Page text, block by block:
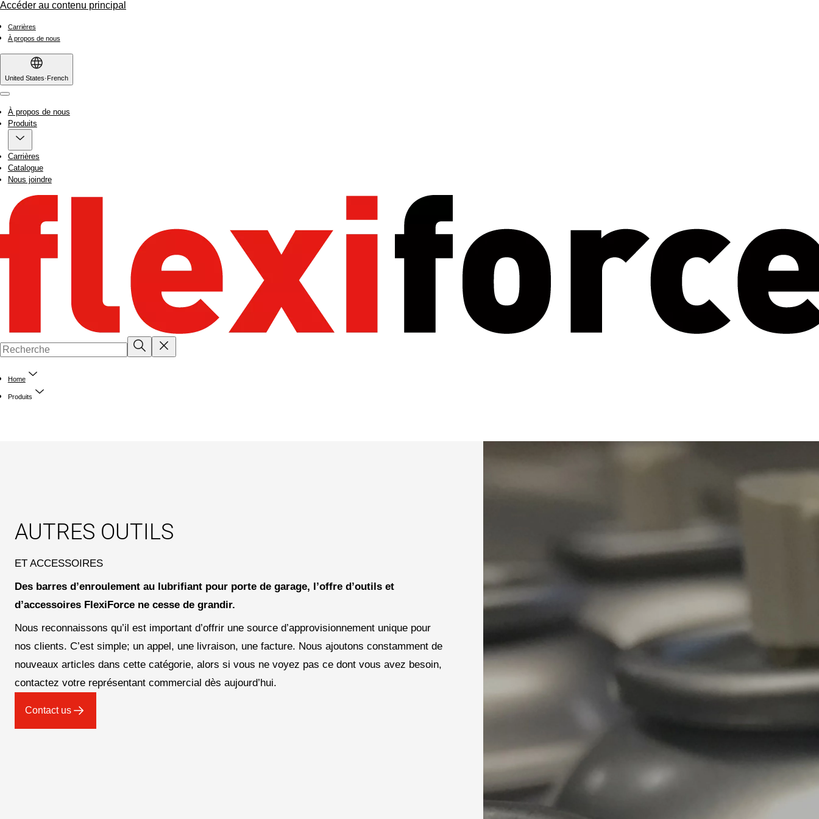
Accéder au contenu principal
Carrières
À propos de nous
United States·French
À propos de nous
Produits
Carrières
Catalogue
Nous joindre
Home
Produits
AUTRES OUTILS
ET ACCESSOIRES
Des barres d’enroulement au lubrifiant pour porte de garage, l’offre d’outils et
d’accessoires FlexiForce ne cesse de grandir.
Nous reconnaissons qu’il est important d’offrir une source d’approvisionnement unique pour
nos clients. C’est simple; un appel, une livraison, une facture. Nous ajoutons constamment de
nouveaux articles dans cette catégorie, alors si vous ne voyez pas ce dont vous avez besoin,
contactez votre représentant commercial dès aujourd’hui.
Contact us